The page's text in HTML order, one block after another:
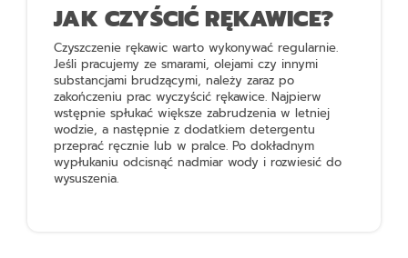
JAK CZYŚCIĆ RĘKAWICE?
Czyszczenie rękawic warto wykonywać regularnie.
Jeśli pracujemy ze smarami, olejami czy innymi
substancjami brudzącymi, należy zaraz po
zakończeniu prac wyczyścić rękawice. Najpierw
wstępnie spłukać większe zabrudzenia w letniej
wodzie, a następnie z dodatkiem detergentu
przeprać ręcznie lub w pralce. Po dokładnym
wypłukaniu odcisnąć nadmiar wody i rozwiesić do
wysuszenia.